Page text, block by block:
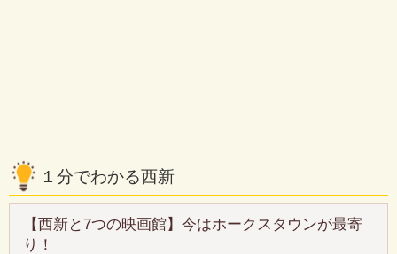
１分でわかる西新
【西新と7つの映画館】今はホークスタウンが最寄
り！